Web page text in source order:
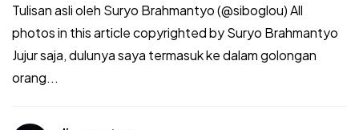
Tulisan asli oleh Suryo Brahmantyo (@siboglou) All
photos in this article copyrighted by Suryo Brahmantyo
Jujur saja, dulunya saya termasuk ke dalam golongan
orang...